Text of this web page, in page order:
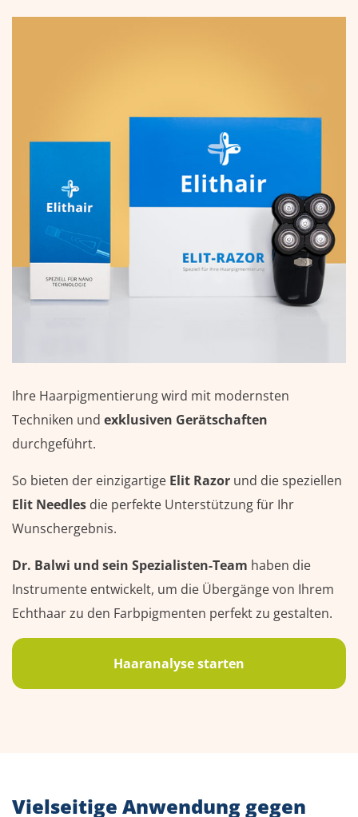
Ihre Haarpigmentierung wird mit modernsten
Techniken und exklusiven Gerätschaften
durchgeführt.
So bieten der einzigartige Elit Razor und die speziellen
Elit Needles die perfekte Unterstützung für Ihr
Wunschergebnis.
Dr. Balwi und sein Spezialisten-Team haben die
Instrumente entwickelt, um die Übergänge von Ihrem
Echthaar zu den Farbpigmenten perfekt zu gestalten.
Haaranalyse starten
Vielseitige Anwendung gegen